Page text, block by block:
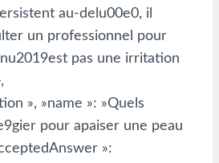
au-delu00e0, il
un professionnel pour
pas une irritation
», »name »: »Quels
pour apaiser une peau
»: